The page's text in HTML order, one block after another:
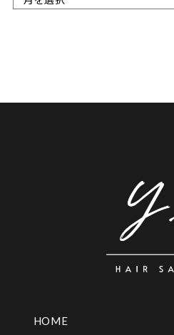
HOME